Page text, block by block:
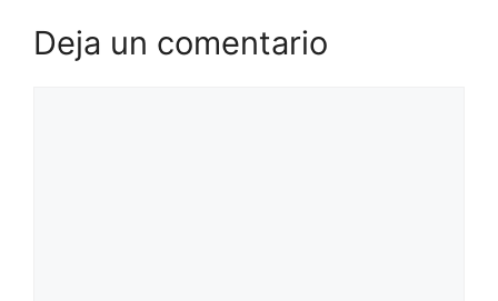
Deja un comentario